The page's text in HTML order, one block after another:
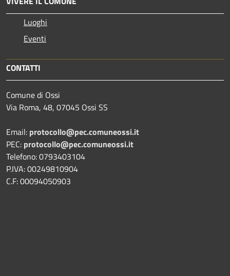
Luoghi
Eventi
CONTATTI
Comune di Ossi
Via Roma, 48, 07045 Ossi SS
Email: protocollo@pec.comuneossi.it
PEC: protocollo@pec.comuneossi.it
Telefono: 0793403104
P.IVA: 00249810904
C.F: 00094050903